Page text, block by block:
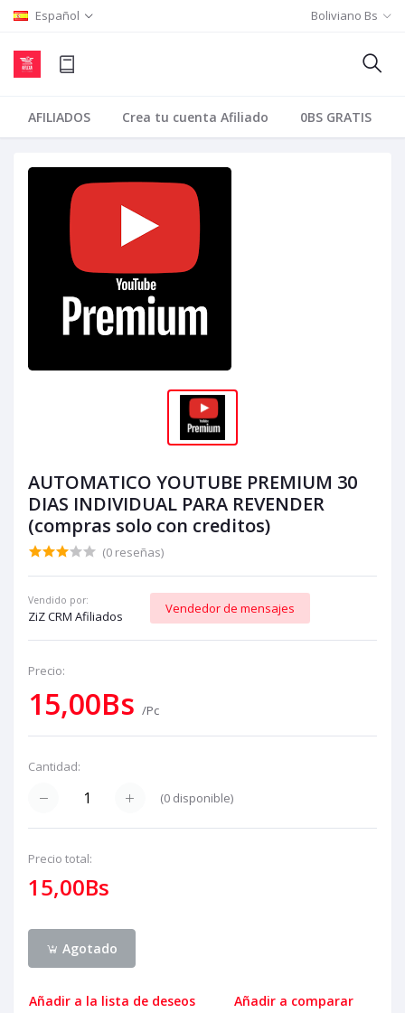
Español Boliviano Bs
AFILIADOS Crea tu cuenta Afiliado 0BS GRATIS
AUTOMATICO YOUTUBE PREMIUM 30
DIAS INDIVIDUAL PARA REVENDER
(compras solo con creditos)
(0 reseñas)
Vendido por:
ZiZ CRM Afiliados
Vendedor de mensajes
Precio:
15,00Bs /Pc
Cantidad:
(0 disponible)
Precio total:
15,00Bs
Agotado
Añadir a la lista de deseos Añadir a comparar